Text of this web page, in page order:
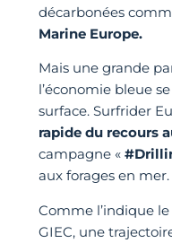
décarbonées
Marine Europe.
Mais une grande
l’économie bleue
surface. Surfrider
rapide du recours
campagne «
aux forages en mer.
Comme l’indique
GIEC, une